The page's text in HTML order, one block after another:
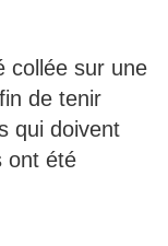
collée sur une
de tenir
qui doivent
ont été